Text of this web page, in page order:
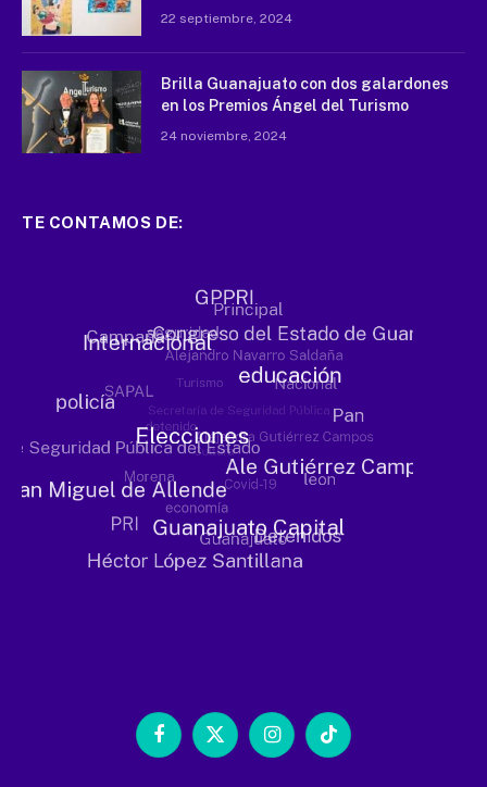
22 septiembre, 2024
Brilla Guanajuato con dos galardones
en los Premios Ángel del Turismo
24 noviembre, 2024
TE CONTAMOS DE:
Facebook
X
InstagramTikTok